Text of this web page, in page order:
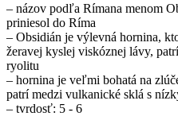
– názov podľa Rímana menom
priniesol do Ríma
– Obsidián je výlevná hornina,
žeravej kyslej viskóznej lávy,
ryolitu
– hornina je veľmi bohatá na
patrí medzi vulkanické sklá s
– tvrdosť: 5 - 6